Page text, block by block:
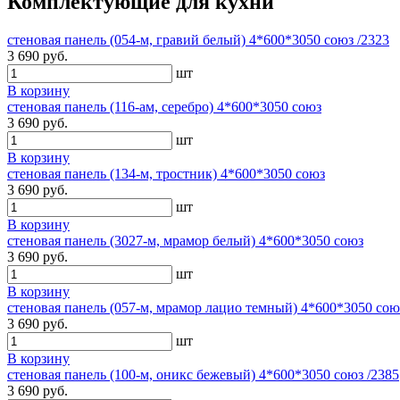
стеновая панель (054-м, гравий белый) 4*600*3050 союз /2323
3 690 руб.
шт
В корзину
стеновая панель (116-ам, серебро) 4*600*3050 союз
3 690 руб.
шт
В корзину
стеновая панель (134-м, тростник) 4*600*3050 союз
3 690 руб.
шт
В корзину
стеновая панель (3027-м, мрамор белый) 4*600*3050 союз
3 690 руб.
шт
В корзину
стеновая панель (057-м, мрамор лацио темный) 4*600*3050
3 690 руб.
шт
В корзину
стеновая панель (100-м, оникс бежевый) 4*600*3050 союз /2385
3 690 руб.